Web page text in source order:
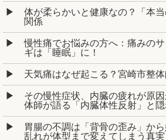
体が柔らかいと健康なの？「本
関係
慢性痛でお悩みの方へ：痛みの
ギは「睡眠」に！
天気痛はなぜ起こる？宮崎市整
その慢性症状、内臓の疲れが原
体師が語る「内臓体性反射」と
胃腸の不調は「背骨の歪み」か
乱れが体型まで変えてしまう真実